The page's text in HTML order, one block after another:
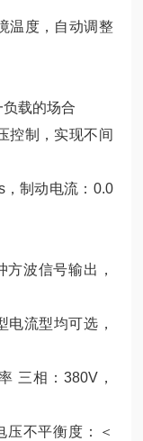
温度，自动调整
载的场合
控制，实现不间
，制动电流：0.0
方波信号输出，
电流型均可选，
三相：380V，
压不平衡度：＜